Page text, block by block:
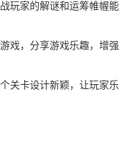
玩家的解谜和运筹帷幄能
戏，分享游戏乐趣，增强
关卡设计新颖，让玩家乐